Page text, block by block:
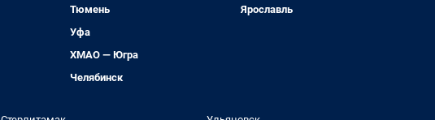
Тюмень
Уфа
ХМАО — Югра
Челябинск
Ярославль